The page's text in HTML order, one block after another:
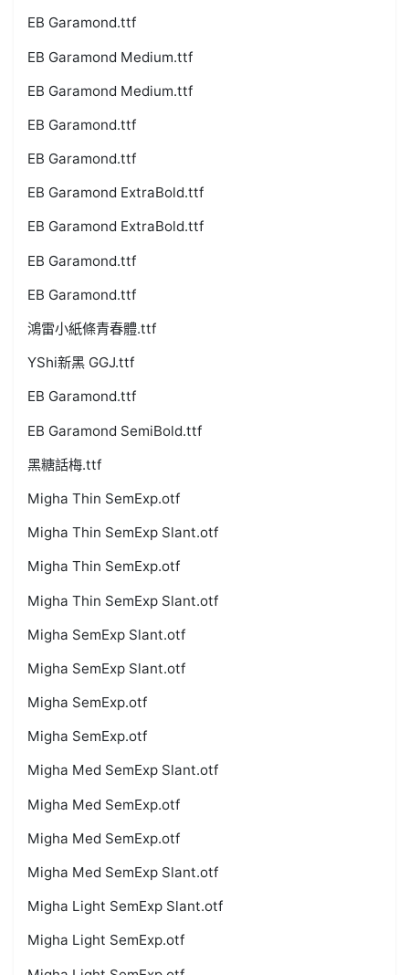
EB Garamond.ttf
EB Garamond Medium.ttf
EB Garamond Medium.ttf
EB Garamond.ttf
EB Garamond.ttf
EB Garamond ExtraBold.ttf
EB Garamond ExtraBold.ttf
EB Garamond.ttf
EB Garamond.ttf
鴻雷小紙條青春體.ttf
YShi新黑 GGJ.ttf
EB Garamond.ttf
EB Garamond SemiBold.ttf
黑糖話梅.ttf
Migha Thin SemExp.otf
Migha Thin SemExp Slant.otf
Migha Thin SemExp.otf
Migha Thin SemExp Slant.otf
Migha SemExp Slant.otf
Migha SemExp Slant.otf
Migha SemExp.otf
Migha SemExp.otf
Migha Med SemExp Slant.otf
Migha Med SemExp.otf
Migha Med SemExp.otf
Migha Med SemExp Slant.otf
Migha Light SemExp Slant.otf
Migha Light SemExp.otf